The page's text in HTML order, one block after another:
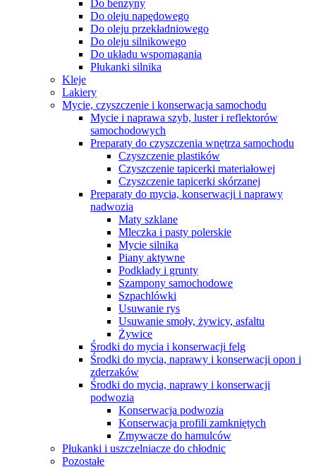
Do benzyny
Do oleju napędowego
Do oleju przekładniowego
Do oleju silnikowego
Do układu wspomagania
Płukanki silnika
Kleje
Lakiery
Mycie, czyszczenie i konserwacja samochodu
Mycie i naprawa szyb, luster i reflektorów
samochodowych
Preparaty do czyszczenia wnętrza samochodu
Czyszczenie plastików
Czyszczenie tapicerki materiałowej
Czyszczenie tapicerki skórzanej
Preparaty do mycia, konserwacji i naprawy
nadwozia
Maty szklane
Mleczka i pasty polerskie
Mycie silnika
Piany aktywne
Podkłady i grunty
Szampony samochodowe
Szpachlówki
Usuwanie rys
Usuwanie smoły, żywicy, asfaltu
Żywice
Środki do mycia i konserwacji felg
Środki do mycia, naprawy i konserwacji opon i
zderzaków
Środki do mycia, naprawy i konserwacji
podwozia
Konserwacja podwozia
Konserwacja profili zamkniętych
Zmywacze do hamulców
Płukanki i uszczelniacze do chłodnic
Pozostałe